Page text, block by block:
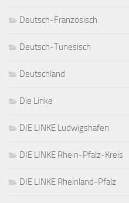
Deutsch-Französisch
Deutsch-Tunesisch
Deutschland
Die Linke
DIE LINKE Ludwigshafen
DIE LINKE Rhein-Pfalz-Kreis
DIE LINKE Rheinland-Pfalz